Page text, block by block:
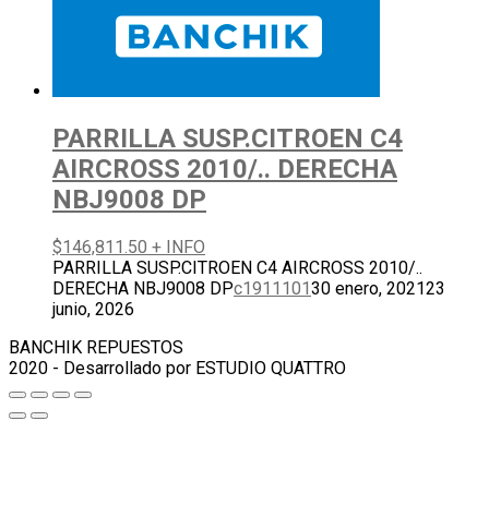
PARRILLA SUSP.CITROEN C4
AIRCROSS 2010/.. DERECHA
NBJ9008 DP
$146,811.50 + INFO
PARRILLA SUSP.CITROEN C4 AIRCROSS 2010/..
DERECHA NBJ9008 DPc191110130 enero, 202123
junio, 2026
BANCHIK REPUESTOS
2020 - Desarrollado por ESTUDIO QUATTRO